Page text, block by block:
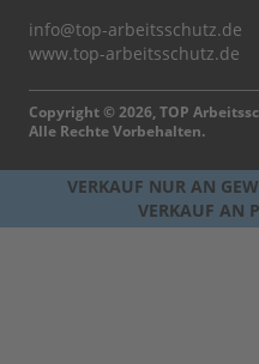
info@top-arbeitsschutz.de
www.top-arbeitsschutz.de
Copyright © 2026, TOP
Alle Rechte Vorbehalten.
VERKAUF NUR AN
VERKAUF AN